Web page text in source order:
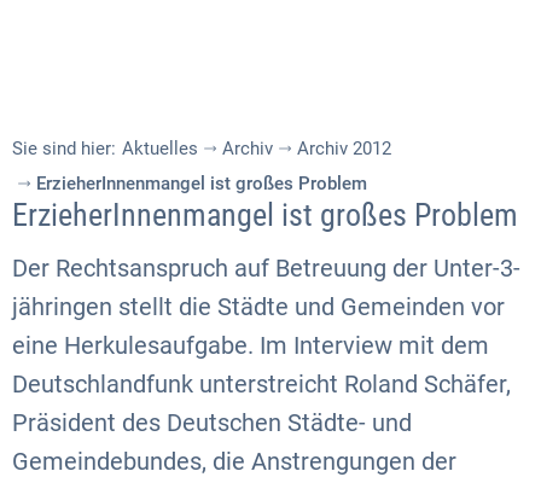
Sie sind hier: Aktuelles Archiv
Archiv 2012
ErzieherInnenmangel ist großes Problem
ErzieherInnenmangel ist großes Problem
Der Rechtsanspruch auf Betreuung der Unter-3-
jähringen stellt die Städte und Gemeinden vor
eine Herkulesaufgabe. Im Interview mit dem
Deutschlandfunk unterstreicht Roland Schäfer,
Präsident des Deutschen Städte- und
Gemeindebundes, die Anstrengungen der